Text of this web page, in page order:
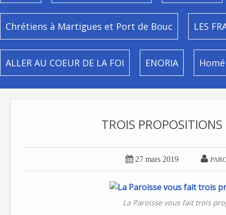
Chrétiens à Martigues et Port de Bouc LES
ALLER AU COEUR DE LA FOI ENORIA
TROIS
 27 mars 2019 
La Paroisse vous fait trois